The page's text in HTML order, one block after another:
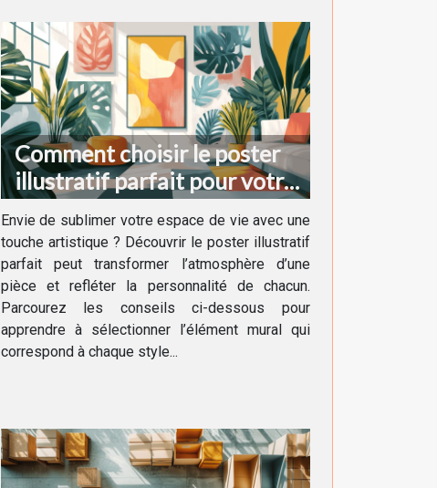
Comment choisir le poster
illustratif parfait pour votre
décoration intérieure
Envie de sublimer votre espace de vie avec une
touche artistique ? Découvrir le poster illustratif
parfait peut transformer l’atmosphère d’une
pièce et refléter la personnalité de chacun.
Parcourez les conseils ci-dessous pour
apprendre à sélectionner l’élément mural qui
correspond à chaque style...